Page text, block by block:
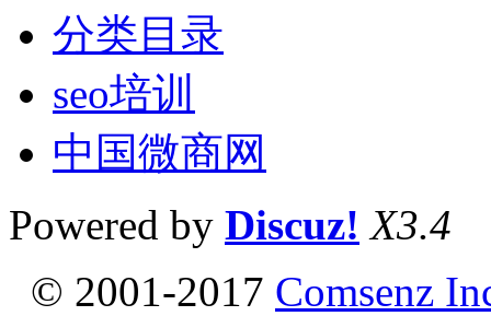
分类目录
seo培训
中国微商网
Powered by Discuz! X3.4
© 2001-2017 Comsenz